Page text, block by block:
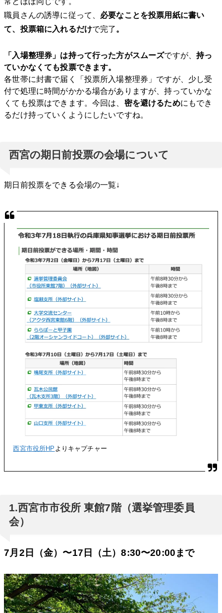
職員さんの誘導に従って、 必要なことを投票用紙に書い
て、投票箱に入れるだけで完了。
「入場整理券」は持って行った方がスムーズですが、持っ
ていかなくても投票できます。
各世帯に封書で届く「投票所入場整理券」ですが、少し受
付で処理に時間がかかる場合がありますが、持っていかな
くても投票はできます。今回は、 密を避けるためにもでき
るだけ持っていくようにしたいですね。
西宮の期日前投票の会場について
期日前投票をできる会場の一覧↓
西宮市役所HP よりキャプチャー
1.西宮市市役所 東館7階（選挙管理委員
会）
7月2日（金）〜17日（土）8:30〜20:00まで